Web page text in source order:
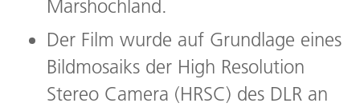
Marshochland.
Der Film wurde auf Grundlage eines
Bildmosaiks der High Resolution
Stereo Camera (HRSC) des DLR an